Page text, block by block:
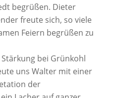
begrüßen. Dieter
freute sich, so viele
Feiern begrüßen zu
bei Grünkohl
uns Walter mit einer
der